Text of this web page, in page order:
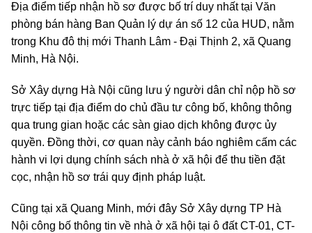
Địa điểm tiếp nhận hồ sơ được bố trí duy nhất tại Văn
phòng bán hàng Ban Quản lý dự án số 12 của HUD, nằm
trong Khu đô thị mới Thanh Lâm - Đại Thịnh 2, xã Quang
Minh, Hà Nội.
Sở Xây dựng Hà Nội cũng lưu ý người dân chỉ nộp hồ sơ
trực tiếp tại địa điểm do chủ đầu tư công bố, không thông
qua trung gian hoặc các sàn giao dịch không được ủy
quyền. Đồng thời, cơ quan này cảnh báo nghiêm cấm các
hành vi lợi dụng chính sách nhà ở xã hội để thu tiền đặt
cọc, nhận hồ sơ trái quy định pháp luật.
Cũng tại xã Quang Minh, mới đây Sở Xây dựng TP Hà
Nội công bố thông tin về nhà ở xã hội tại ô đất CT-01, CT-